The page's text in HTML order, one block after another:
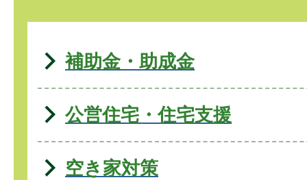
補助金・助成金
公営住宅・住宅支援
空き家対策